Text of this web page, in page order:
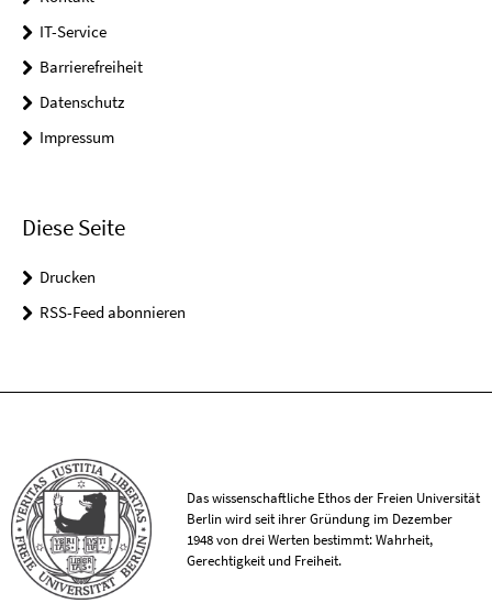
IT-Service
Barrierefreiheit
Datenschutz
Impressum
Diese Seite
Drucken
RSS-Feed abonnieren
Das wissenschaftliche Ethos der Freien Universität
Berlin wird seit ihrer Gründung im Dezember
1948 von drei Werten bestimmt: Wahrheit,
Gerechtigkeit und Freiheit.